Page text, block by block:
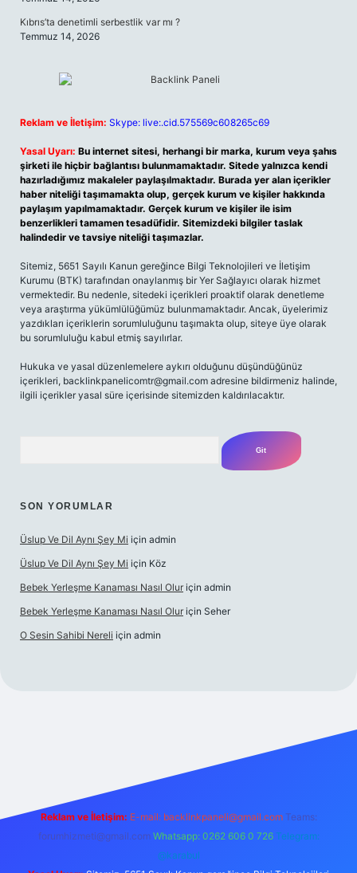
Kıbrıs’ta denetimli serbestlik var mı ?
Temmuz 14, 2026
Reklam ve İletişim: Skype: live:.cid.575569c608265c69
Yasal Uyarı: Bu internet sitesi, herhangi bir marka, kurum veya şahıs
şirketi ile hiçbir bağlantısı bulunmamaktadır. Sitede yalnızca kendi
hazırladığımız makaleler paylaşılmaktadır. Burada yer alan içerikler
haber niteliği taşımamakta olup, gerçek kurum ve kişiler hakkında
paylaşım yapılmamaktadır. Gerçek kurum ve kişiler ile isim
benzerlikleri tamamen tesadüfidir. Sitemizdeki bilgiler taslak
halindedir ve tavsiye niteliği taşımazlar.
Sitemiz, 5651 Sayılı Kanun gereğince Bilgi Teknolojileri ve İletişim
Kurumu (BTK) tarafından onaylanmış bir Yer Sağlayıcı olarak hizmet
vermektedir. Bu nedenle, sitedeki içerikleri proaktif olarak denetleme
veya araştırma yükümlülüğümüz bulunmamaktadır. Ancak, üyelerimiz
yazdıkları içeriklerin sorumluluğunu taşımakta olup, siteye üye olarak
bu sorumluluğu kabul etmiş sayılırlar.
Hukuka ve yasal düzenlemelere aykırı olduğunu düşündüğünüz
içerikleri, backlinkpanelicomtr@gmail.com adresine bildirmeniz halinde,
ilgili içerikler yasal süre içerisinde sitemizden kaldırılacaktır.
SON YORUMLAR
Üslup Ve Dil Aynı Şey Mi için admin
Üslup Ve Dil Aynı Şey Mi için Köz
Bebek Yerleşme Kanaması Nasıl Olur için admin
Bebek Yerleşme Kanaması Nasıl Olur için Seher
O Sesin Sahibi Nereli için admin
Reklam ve İletişim: E-mail: backlinkpaneli@gmail.com Teams:
forumhizmeti@gmail.com Whatsapp: 0262 606 0 726 Telegram:
@karabul